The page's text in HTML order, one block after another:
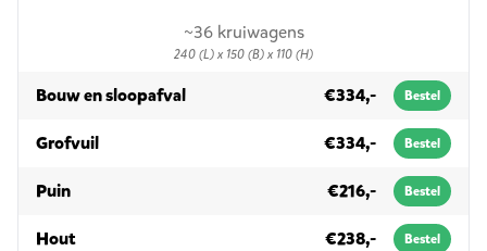
~36 kruiwagens
240 (L) x 150 (B) x 110 (H)
Bouw en sloopafvalin 3m³ €334,- Bestel
Grofvuilin 3m³ €334,- Bestel
Puinin 3m³ €216,- Bestel
Houtin 3m³ €238,- Bestel